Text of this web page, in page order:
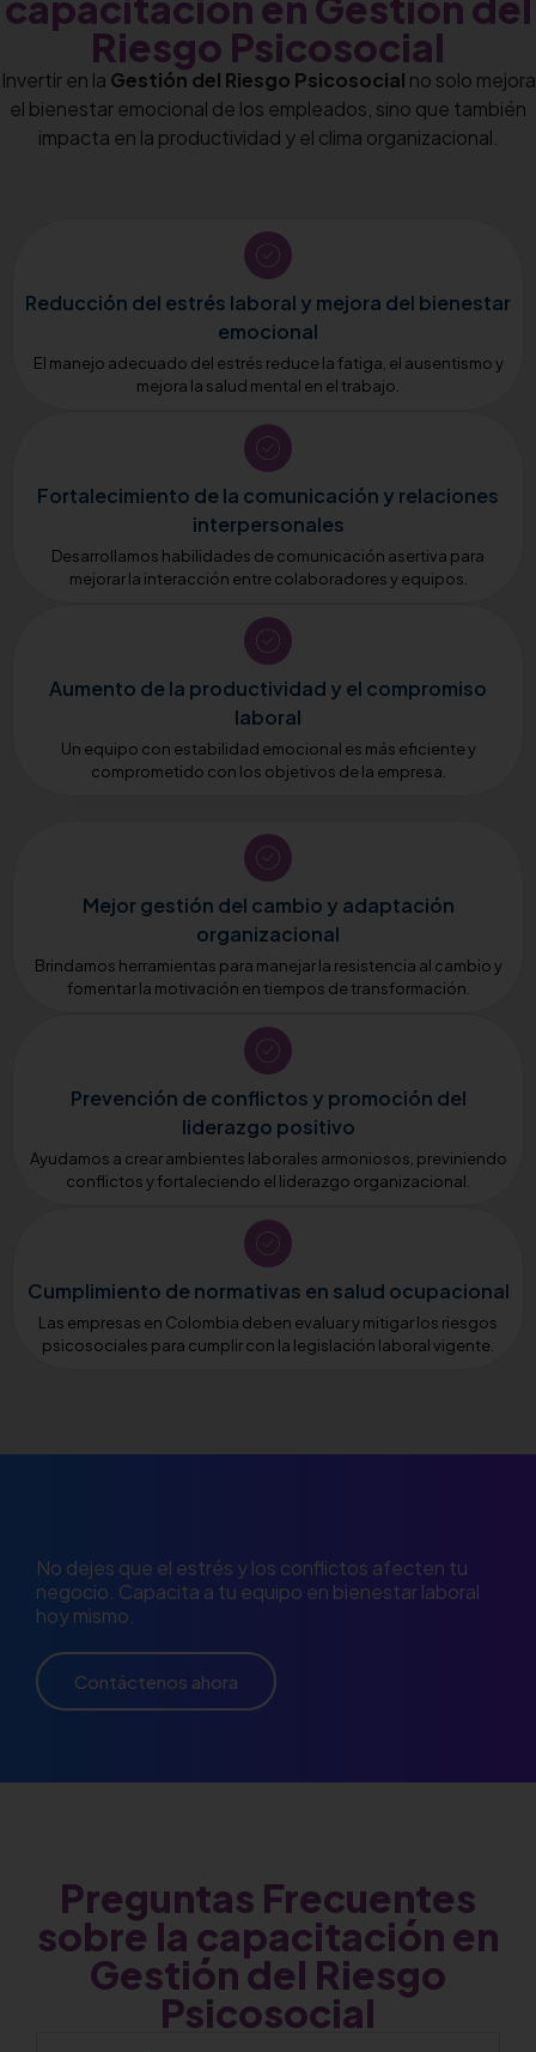
Riesgo Psicosocial
Invertir en la Gestión del Riesgo Psicosocial no solo mejora
el bienestar emocional de los empleados, sino que también
impacta en la productividad y el clima organizacional.
Reducción del estrés laboral y mejora del bienestar
emocional
El manejo adecuado del estrés reduce la fatiga, el ausentismo y
mejora la salud mental en el trabajo.
Fortalecimiento de la comunicación y relaciones
interpersonales
Desarrollamos habilidades de comunicación asertiva para
mejorar la interacción entre colaboradores y equipos.
Aumento de la productividad y el compromiso
laboral
Un equipo con estabilidad emocional es más eficiente y
comprometido con los objetivos de la empresa.
Mejor gestión del cambio y adaptación
organizacional
Brindamos herramientas para manejar la resistencia al cambio y
fomentar la motivación en tiempos de transformación.
Prevención de conflictos y promoción del
liderazgo positivo
Ayudamos a crear ambientes laborales armoniosos, previniendo
conflictos y fortaleciendo el liderazgo organizacional.
Cumplimiento de normativas en salud ocupacional
Las empresas en Colombia deben evaluar y mitigar los riesgos
psicosociales para cumplir con la legislación laboral vigente.
No dejes que el estrés y los conflictos afecten tu
negocio. Capacita a tu equipo en bienestar laboral
hoy mismo.
Contáctenos ahora
Preguntas Frecuentes
sobre la capacitación en
Gestión del Riesgo
Psicosocial